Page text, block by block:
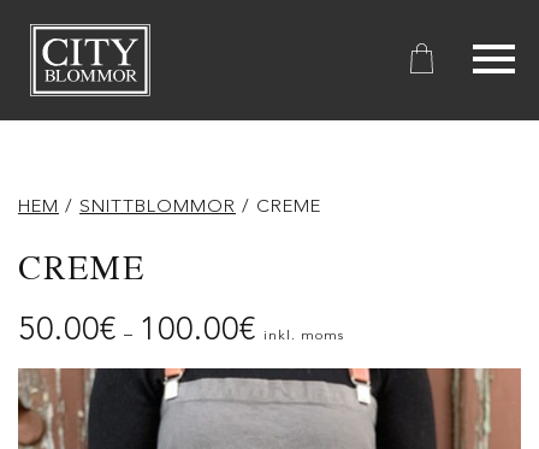
City
Blommor
HEM / SNITTBLOMMOR / CREME
CREME
50.00€ – 100.00€ inkl. moms